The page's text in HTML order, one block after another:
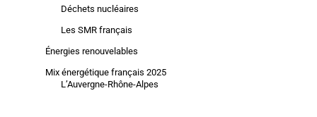
Déchets nucléaires
Les SMR français
Énergies renouvelables
Mix énergétique français 2025
L’Auvergne-Rhône-Alpes